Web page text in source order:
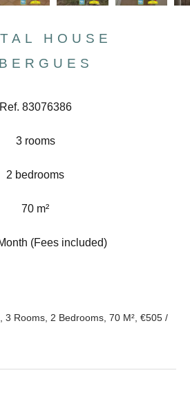
HOUSE
Ref. 83076386
3 rooms
2 bedrooms
70 m²
(Fees included)
3 Rooms, 2 Bedrooms, 70 M², €505 /